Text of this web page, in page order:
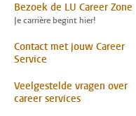
Bezoek de LU Career Zone
Je carrière begint hier!
Contact met jouw Career
Service
Veelgestelde vragen over
career services